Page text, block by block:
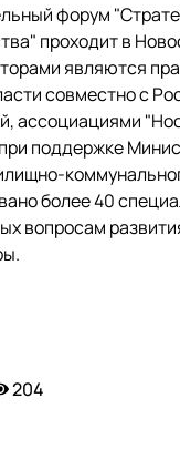
форум
проходит в
являются
совместно с
ассоциациями
поддержке
более 40
вопросам
204